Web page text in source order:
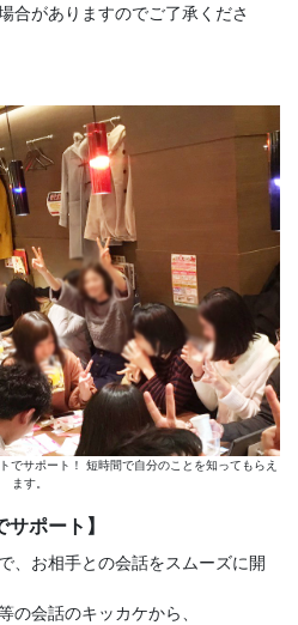
合がありますのでご了承くださ
でサポート！ 短時間で自分のことを知ってもらえ
ます。
ポート】
、お相手との会話をスムーズに開
の会話のキッカケから、